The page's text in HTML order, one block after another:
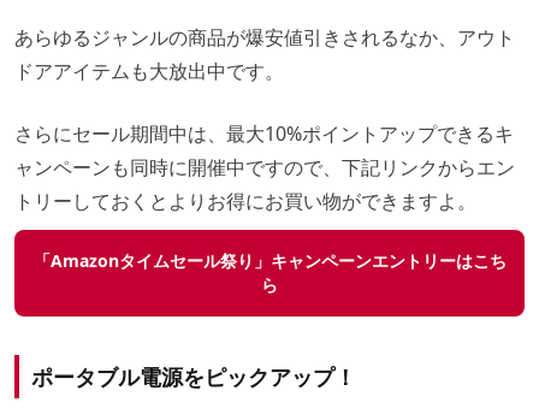
あらゆるジャンルの商品が爆安値引きされるなか、アウト
ドアアイテムも大放出中です。
さらにセール期間中は、最大10%ポイントアップできるキ
ャンペーンも同時に開催中ですので、下記リンクからエン
トリーしておくとよりお得にお買い物ができますよ。
「Amazonタイムセール祭り」キャンペーンエントリーはこち
ら
ポータブル電源をピックアップ！